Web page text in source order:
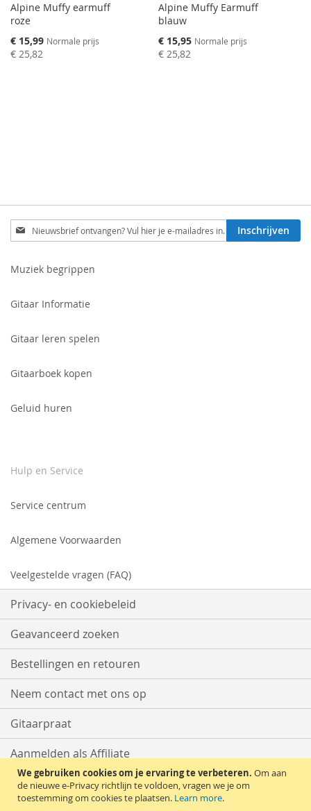
We gebruiken cookies om je ervaring te verbeteren. Om aan
de nieuwe e-Privacy richtlijn te voldoen, vragen we je om
toestemming om cookies te plaatsen. Learn more.
Alpine Muffy earmuff
roze
Speciale
prijs
€ 15,99 Normale prijs
€ 25,82
Alpine Muffy Earmuff
blauw
Speciale
prijs
€ 15,95 Normale prijs
€ 25,82
Schrijf
je
voor
Inschrijven
Muziek begrippen
Gitaar Informatie
Gitaar leren spelen
Gitaarboek kopen
Geluid huren
Hulp en Service
Service centrum
Algemene Voorwaarden
Veelgestelde vragen (FAQ)
Privacy- en cookiebeleid
Geavanceerd zoeken
Bestellingen en retouren
Neem contact met ons op
Gitaarpraat
Aanmelden als Affiliate
Start met Verkopen